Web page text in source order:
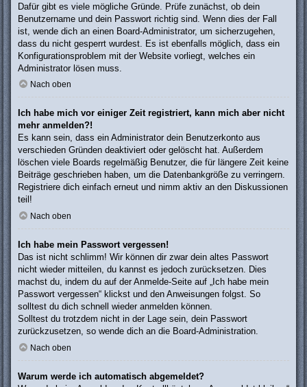
Dafür gibt es viele mögliche Gründe. Prüfe zunächst, ob dein
Benutzername und dein Passwort richtig sind. Wenn dies der Fall
ist, wende dich an einen Board-Administrator, um sicherzugehen,
dass du nicht gesperrt wurdest. Es ist ebenfalls möglich, dass ein
Konfigurationsproblem mit der Website vorliegt, welches ein
Administrator lösen muss.
Nach oben
Ich habe mich vor einiger Zeit registriert, kann mich aber nicht
mehr anmelden?!
Es kann sein, dass ein Administrator dein Benutzerkonto aus
verschieden Gründen deaktiviert oder gelöscht hat. Außerdem
löschen viele Boards regelmäßig Benutzer, die für längere Zeit keine
Beiträge geschrieben haben, um die Datenbankgröße zu verringern.
Registriere dich einfach erneut und nimm aktiv an den Diskussionen
teil!
Nach oben
Ich habe mein Passwort vergessen!
Das ist nicht schlimm! Wir können dir zwar dein altes Passwort
nicht wieder mitteilen, du kannst es jedoch zurücksetzen. Dies
machst du, indem du auf der Anmelde-Seite auf „Ich habe mein
Passwort vergessen“ klickst und den Anweisungen folgst. So
solltest du dich schnell wieder anmelden können.
Solltest du trotzdem nicht in der Lage sein, dein Passwort
zurückzusetzen, so wende dich an die Board-Administration.
Nach oben
Warum werde ich automatisch abgemeldet?